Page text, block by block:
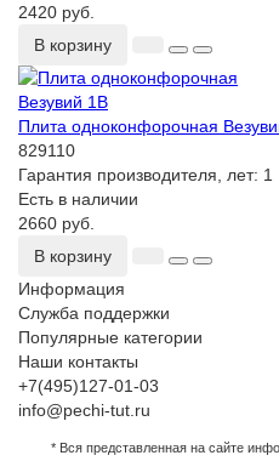
2420 руб.
В корзину
Плита одноконфорочная
829110
Гарантия производителя, лет: 1
Есть в наличии
2660 руб.
В корзину
Информация
Служба поддержки
Популярные категории
Наши контакты
+7(495)127-01-03
info@pechi-tut.ru
* Вся представленная на сайте